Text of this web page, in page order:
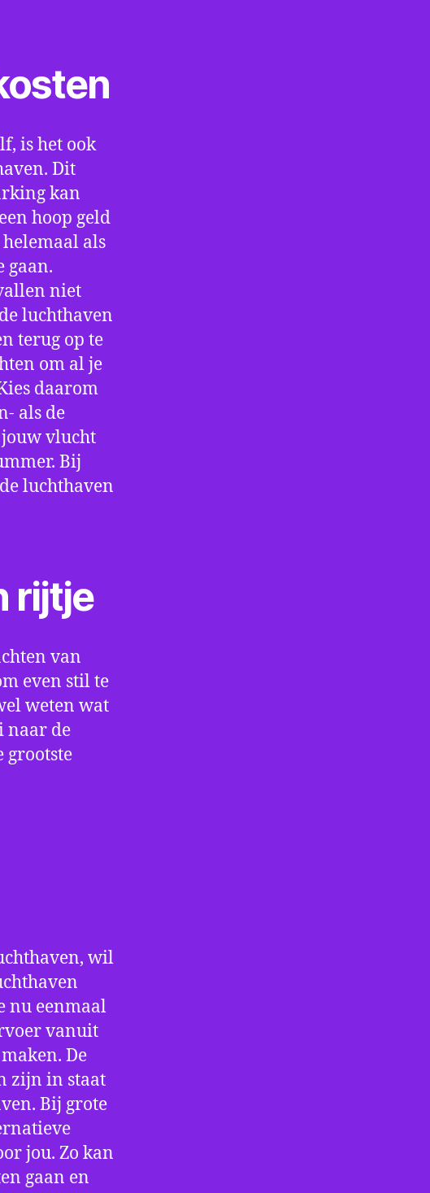
is het ook
Dit
kan
hoop geld
als
gaan.
niet
luchthaven
terug op te
om al je
daarom
als de
vlucht
Bij
luchthaven
rijtje
van
even stil te
weten wat
naar de
grootste
wil
nu eenmaal
vanuit
De
zijn in staat
Bij grote
jou. Zo kan
gaan en